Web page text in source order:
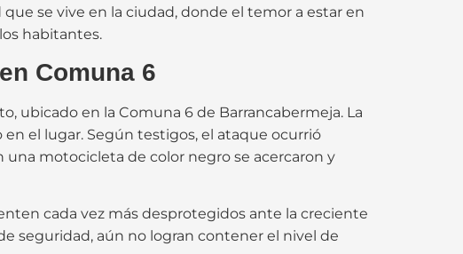
se vive en la ciudad, donde el temor a estar en
habitantes.
Comuna 6
ubicado en la Comuna 6 de Barrancabermeja. La
el lugar. Según testigos, el ataque ocurrió
motocicleta de color negro se acercaron y
cada vez más desprotegidos ante la creciente
seguridad, aún no logran contener el nivel de